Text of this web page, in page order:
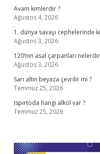
Avam kimlerdir ?
Ağustos 4, 2026
1. dünya savaşı cephelerinde
Ağustos 3, 2026
120’nin asal çarpanları
Ağustos 3, 2026
Sarı altın beyaza çevrilir mi ?
Temmuz 25, 2026
Ispirtoda hangi alkol var ?
Temmuz 25, 2026